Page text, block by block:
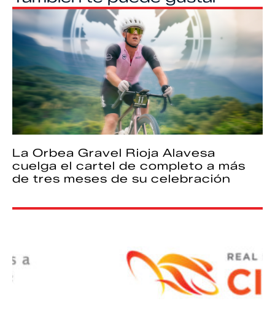
La Orbea Gravel Rioja Alavesa
cuelga el cartel de completo a más
de tres meses de su celebración